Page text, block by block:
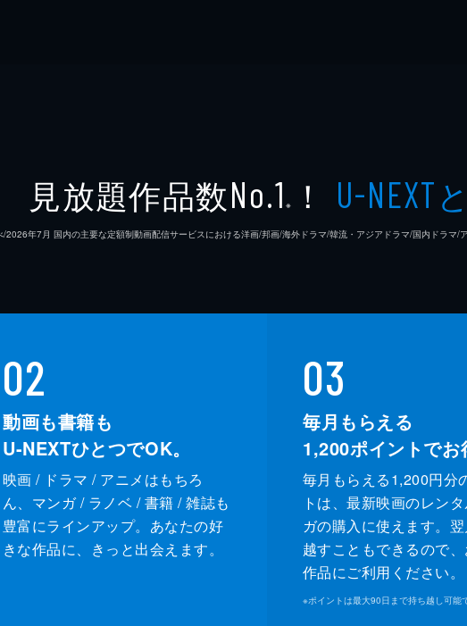
見放題作品数No.1 ※ ！ U-NEXT
2026年7⽉ 国内の主要な定額制動画配信サービスにおける洋画/邦画/海外ドラマ/韓流・アジアドラマ/国内ドラマ/
02
動画も書籍も
U-NEXTひとつでOK。
映画 / ドラマ / アニメはもちろ
ん、マンガ / ラノベ / 書籍 / 雑誌も
豊富にラインアップ。あなたの好
きな作品に、きっと出会えます。
03
毎月もらえる
1,200ポイントでお
毎月もらえる1,200円分
トは、最新映画のレン
ガの購入に使えます。
越すこともできるので
作品にご利用ください。
※ポイントは最大90日まで持ち越し可能